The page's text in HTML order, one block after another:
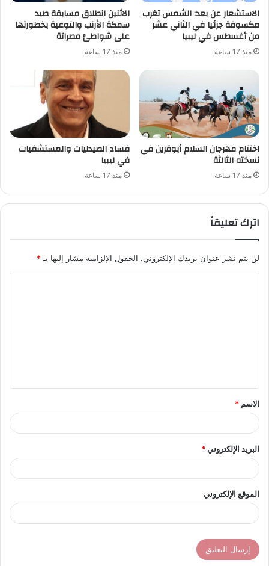
الاستشعار عن بعد: الشمس تغرب
مكسوفة جزئيا في الثاني عشر
من أغسطس في ليبيا
منذ 17 ساعة
الاثنين انطلاق مسابقة صيد
سمكة الأرنب والتوعية بخطورتها
على شواطئ مصراتة
منذ 17 ساعة
اختتام مهرجان السلام أبوقرين في
نسخته الثالثة
منذ 17 ساعة
فساد الصيدليات والمستشفيات
في ليبيا
منذ 17 ساعة
اترك تعليقاً
لن يتم نشر عنوان بريدك الإلكتروني. الحقول الإلزامية مشار إليها بـ *
ق
*
الاسم *
البريد الإلكتروني*
الموقع الإلكتروني